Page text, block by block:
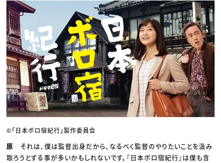
©「日本ボロ宿紀行」製作委員会
原 それは、僕は監督出身だから、なるべく監督のやりたいことを汲み
取ろうとする事が多いかもしれないです。『日本ボロ宿紀行』は僕も含